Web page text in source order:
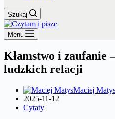
Szukaj
Menu
Kłamstwo i zaufanie
ludzkich relacji
Maciej Matys
2025-11-12
Cytaty